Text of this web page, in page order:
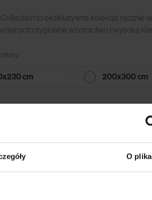
O
to ekskluzywna kolekcja ręcznie
oryginalne wzornictwo i wysoką
cm 200x300 cm